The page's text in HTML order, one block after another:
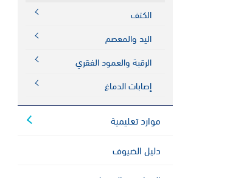
الكتف
اليد والمعصم
الرقبة والعمود الفقري
إصابات الدماغ
موارد تعليمية
دليل الضيوف